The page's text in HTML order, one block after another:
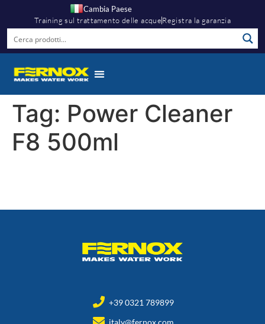
Cambia Paese
Training sul trattamento delle acqueRegistra la garanzia
Tag: Power Cleaner
F8 500ml
+39 0321 789899
italy@fernox.com